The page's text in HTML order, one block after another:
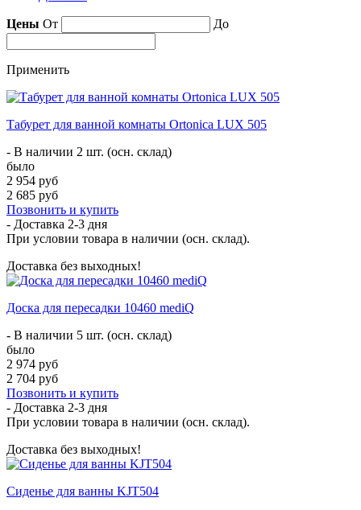
Цены От До
Применить
​Табурет для ванной комнаты Ortonica LUX 505
- В наличии 2 шт. (осн. склад)
было
2 954 руб
2 685 руб
Позвонить и купить
- Доставка 2-3 дня
При условии товара в наличии (осн. склад).
Доставка без выходных!
Доска для пересадки 10460 mediQ
- В наличии 5 шт. (осн. склад)
было
2 974 руб
2 704 руб
Позвонить и купить
- Доставка 2-3 дня
При условии товара в наличии (осн. склад).
Доставка без выходных!
Cиденье для ванны KJT504